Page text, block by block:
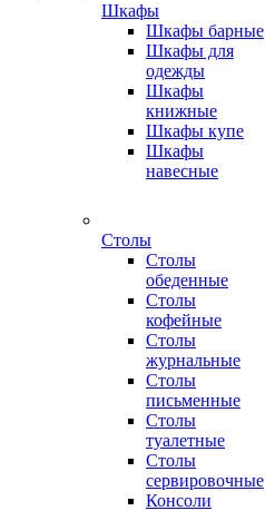
Шкафы
Шкафы барные
Шкафы для
одежды
Шкафы
книжные
Шкафы купе
Шкафы
навесные
Столы
Столы
обеденные
Столы
кофейные
Столы
журнальные
Столы
письменные
Столы
туалетные
Столы
сервировочные
Консоли